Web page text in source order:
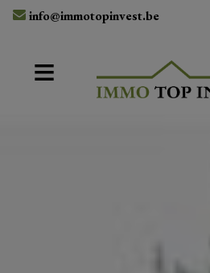
info@immotopinvest.be